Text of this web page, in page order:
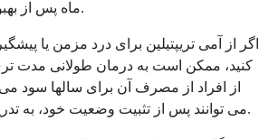
ماه پس از بهبودی علائم خود ادامه دهید.
اگر از آمی تریپتیلین برای درد مزمن یا
کنید، ممکن است به درمان طولانی مدت
از افراد از مصرف آن برای سالها سود
می توانند پس از تثبیت وضعیت خود، به تدریج دوز خود را کاهش دهند.